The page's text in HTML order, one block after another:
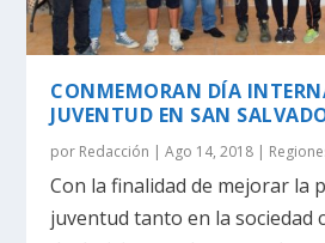
CONMEMORAN DÍA
JUVENTUD EN SAN
por Redacción |Ago 14, 2018 |
Con la finalidad de mejorar la
juventud tanto en la sociedad